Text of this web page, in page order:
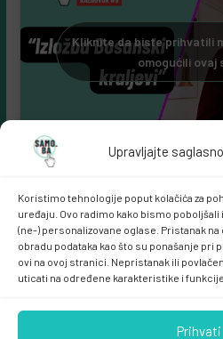
Upravljajte
Koristimo tehnologije poput kolačića za
uređaju. Ovo radimo kako bismo
(ne-) personalizovane oglase. Pristanak
obradu podataka kao što su ponašanje pri
ovi na ovoj stranici. Nepristanak ili
uticati na određene karakteristike i funkcije.
Prihvati
Kliknite da biste prihvatili
omogućili ovaj
Samo.ba MARKETING